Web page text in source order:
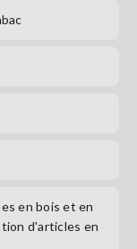
en bois et en
d'articles en